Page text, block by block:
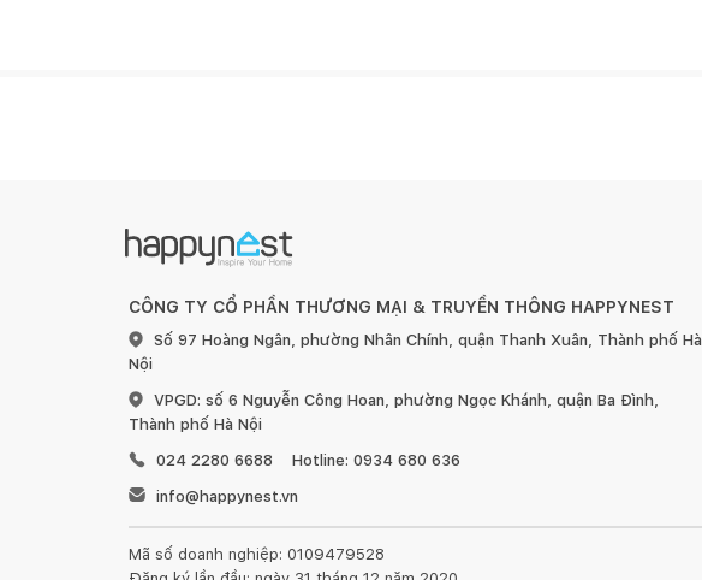
CÔNG TY CỔ PHẦN THƯƠNG MẠI & TRUYỀN THÔNG HAPPYNEST
Số 97 Hoàng Ngân, phường Nhân Chính, quận Thanh Xuân, Thành phố Hà
Nội
VPGD: số 6 Nguyễn Công Hoan, phường Ngọc Khánh, quận Ba Đình,
Thành phố Hà Nội
024 2280 6688
Hotline: 0934 680 636
info@happynest.vn
Mã số doanh nghiệp: 0109479528